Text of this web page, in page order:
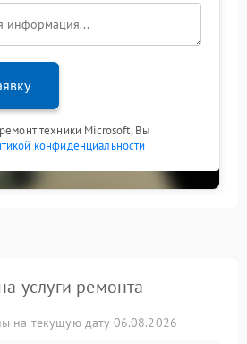
техники Microsoft, Вы
конфиденциальности
услуги ремонта
на текущую дату 06.08.2026